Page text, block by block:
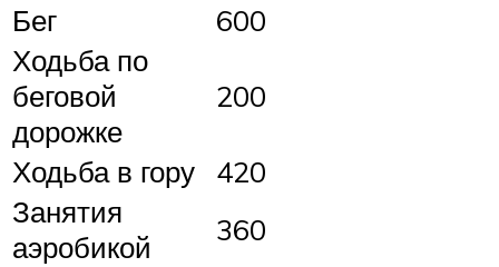
Бег
600
Ходьба по
беговой
дорожке
200
Ходьба в гору
420
Занятия
аэробикой
360